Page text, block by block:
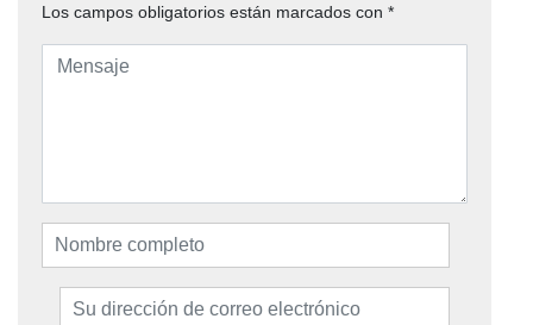
Los campos obligatorios están marcados con *